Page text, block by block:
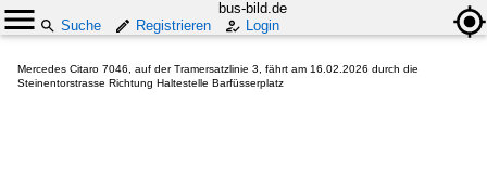
bus-bild.de
Suche
Registrieren Login
Mercedes Citaro 7046, auf der Tramersatzlinie 3, fährt am 16.02.2026 durch die
Steinentorstrasse Richtung Haltestelle Barfüsserplatz